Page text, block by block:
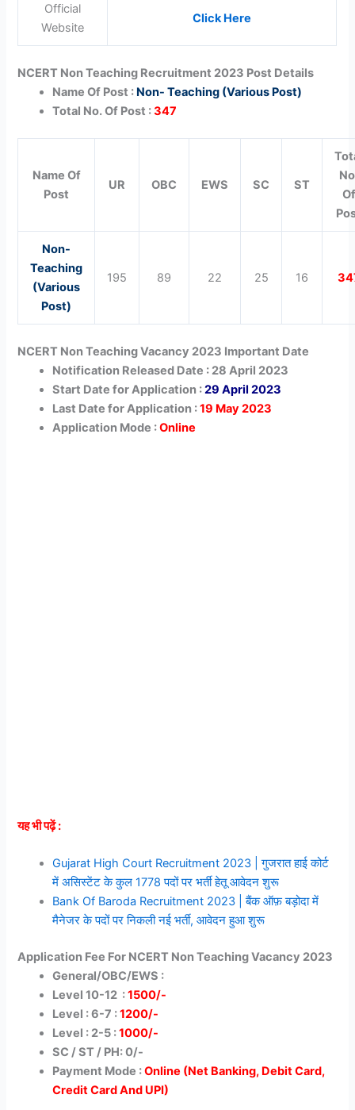
Official
Website
Click Here
NCERT Non Teaching Recruitment 2023 Post Details
Name Of Post : Non- Teaching (Various Post)
Total No. Of Post :347
Name Of
Post
UR OBC EWS SC ST
Of
Non-
Teaching
(Various
Post)
195 89 22 25 16
NCERT Non Teaching Vacancy 2023 Important Date
Notification Released Date : 28 April 2023
Start Date for Application :29 April 2023
Last Date for Application :19 May 2023
Application Mode :Online
यह भी पढ़ें :
Gujarat High Court Recruitment 2023 | गुजरात हाई कोर्ट
में असिस्टेंट के कुल 1778 पदों पर भर्ती हेतू आवेदन शुरू
Bank Of Baroda Recruitment 2023 | बैंक ऑफ़ बड़ोदा में
मैनेजर के पदों पर निकली नई भर्ती, आवेदन हुआ शुरू
Application Fee For NCERT Non Teaching Vacancy 2023
General/OBC/EWS :
Level 10-12 :1500/-
Level : 6-7 :1200/-
Level : 2-5 :1000/-
SC / ST / PH: 0/-
Payment Mode :Online (Net Banking, Debit Card,
Credit Card And UPI)